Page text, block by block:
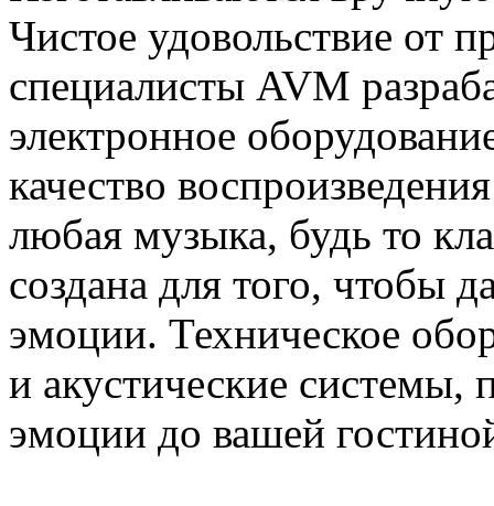
Чистое удовольствие от
специалисты AVM
электронное
качество
любая музыка, будь то
создана для того, чтобы
эмоции. Техническое
и акустические системы,
эмоции до вашей